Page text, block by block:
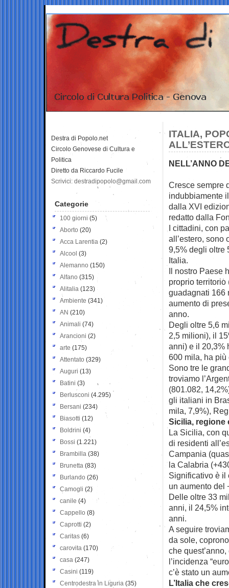
ITALIA,
NELL’ANNO
Cresce sempre
indubbiamente
dalla XVI
redatto dalla
I cittadini, con
all’estero, sono
9,5% degli oltre
Italia.
Il nostro Paese
proprio territorio
guadagnati 166
aumento di
anno.
Degli oltre 5,6
2,5 milioni), il
anni) e il 20,3%
600 mila, ha più
Sono tre le
troviamo
(801.082,
gli italiani in
mila, 7,9%),
Sicilia, regione
La Sicilia, con
di residenti
Campania
la Calabria
Significativo è il
un aumento del
Delle oltre 33
anni, il 24,5%
anni.
A seguire
da sole,
che
l’incidenza
c’è stato un
L’Italia che
Destra di Popolo.net
Circolo Genovese di Cultura e
Politica
Diretto da Riccardo Fucile
Scrivici: destradipopolo@gmail.com
Categorie
100 giorni (5)
Aborto (20)
Acca Larentia (2)
Alcool (3)
Alemanno (150)
Alfano (315)
Alitalia (123)
Ambiente (341)
AN (210)
Animali (74)
Arancioni (2)
arte (175)
Attentato (329)
Auguri (13)
Batini (3)
Berlusconi (4.295)
Bersani (234)
Biasotti (12)
Boldrini (4)
Bossi (1.221)
Brambilla (38)
Brunetta (83)
Burlando (26)
Camogli (2)
canile (4)
Cappello (8)
Caprotti (2)
Caritas (6)
carovita (170)
casa (247)
Casini (119)
Centrodestra in Liguria (35)